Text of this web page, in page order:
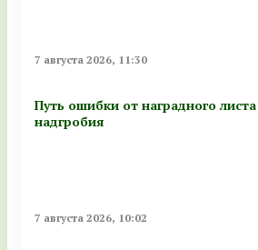
7 августа 2026, 11:30
Путь ошибки от наградного
надгробия
7 августа 2026, 10:02